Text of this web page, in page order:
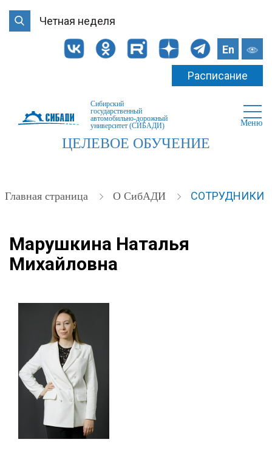
Четная неделя
En
Расписание
Сибирский
государственный
автомобильно-дорожный
университет (СИБАДИ)
Меню
ЦЕЛЕВОЕ ОБУЧЕНИЕ
Главная страница О СибАДИ СОТРУДНИКИ
Марушкина Наталья
Михайловна